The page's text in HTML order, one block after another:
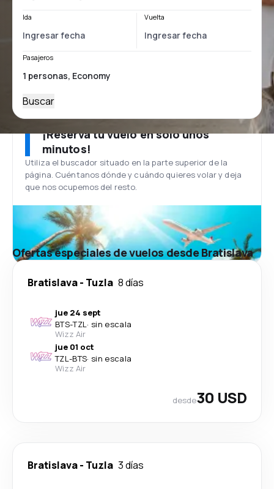
Ida Vuelta
Pasajeros
Buscar
¡Reserva tu vuelo en solo unos
minutos!
Utiliza el buscador situado en la parte superior de la
página. Cuéntanos dónde y cuándo quieres volar y deja
que nos ocupemos del resto.
Ofertas especiales de vuelos desde Bratislava
Bratislava- Tuzla 8 días
jue 24 sept
BTS-TZL· sin escala
Wizz Air
jue 01 oct
TZL-BTS· sin escala
Wizz Air
desde30 USD
Bratislava- Tuzla 3 días